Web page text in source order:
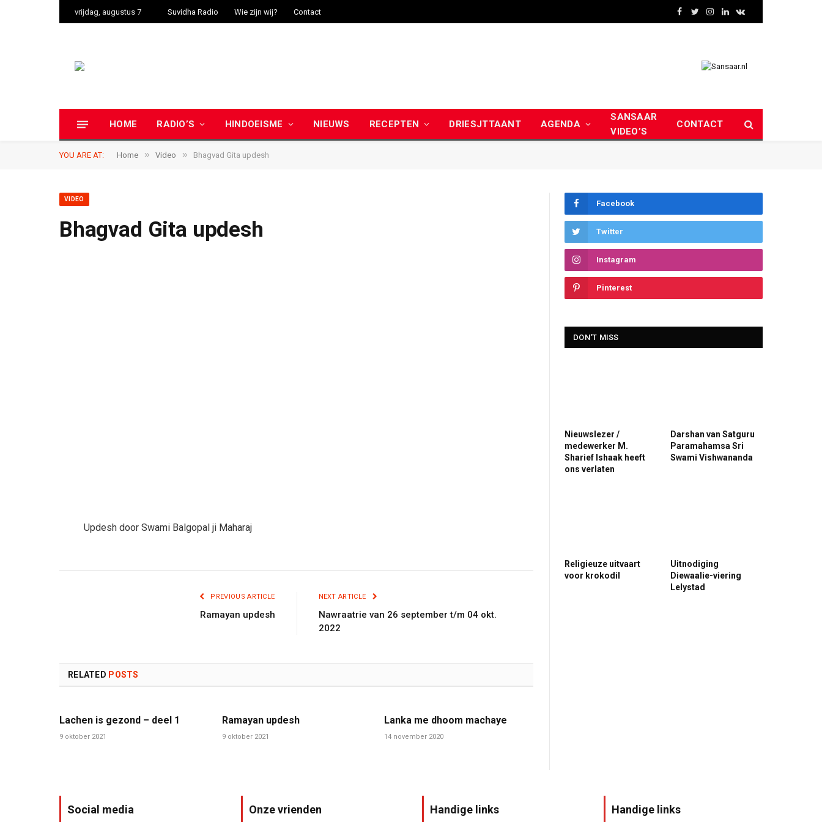
vrijdag, augustus 7 Suvidha Radio Wie zijn wij? Contact
Facebook
TwitterInstagram
LinkedInVKontakte
HOME RADIO’S HINDOEISME NIEUWS RECEPTEN DRIESJTTAANT AGENDA
SANSAAR
VIDEO’S
CONTACT
YOU ARE AT: Home » Video » Bhagvad Gita updesh
VIDEO
Bhagvad Gita updesh
Updesh door Swami Balgopal ji Maharaj
PREVIOUS ARTICLE
Ramayan updesh
NEXT ARTICLE
Nawraatrie van 26 september t/m 04 okt.
2022
RELATED POSTS
Lachen is gezond – deel 1
9 oktober 2021
Ramayan updesh
9 oktober 2021
Lanka me dhoom machaye
14 november 2020
Facebook
Twitter
Instagram
Pinterest
DON'T MISS
Nieuwslezer /
medewerker M.
Sharief Ishaak heeft
ons verlaten
Darshan van Satguru
Paramahamsa Sri
Swami Vishwananda
Religieuze uitvaart
voor krokodil
Uitnodiging
Diewaalie-viering
Lelystad
Social media Onze vrienden Handige links Handige links